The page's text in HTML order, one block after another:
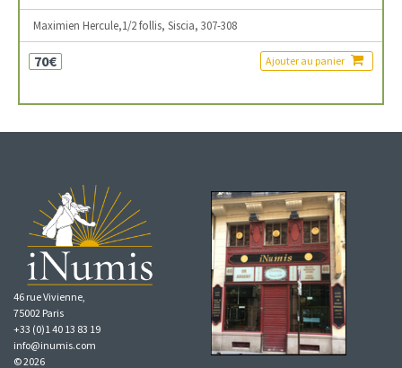
Maximien Hercule,1/2 follis, Siscia, 307-308
70€ Ajouter au panier
46 rue Vivienne,
75002 Paris
+33 (0)1 40 13 83 19
info@inumis.com
© 2026